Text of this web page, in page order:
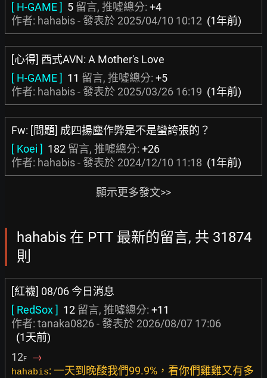
[ H-GAME ] 5 留言, 推噓總分: +4
作者: hahabis - 發表於 2025/04/10 10:12 (1年前)
[心得] 西式AVN: A Mother's Love
[ H-GAME ] 11 留言, 推噓總分: +5
作者: hahabis - 發表於 2025/03/26 16:19 (1年前)
Fw: [問題] 成四揚塵作弊是不是蠻誇張的？
[ Koei ] 182 留言, 推噓總分: +26
作者: hahabis - 發表於 2024/12/10 11:18 (1年前)
顯示更多發文>>
hahabis 在 PTT 最新的留言, 共 31874
則
[紅襪] 08/06 今日消息
[ RedSox ] 12 留言, 推噓總分: +11
作者: tanaka0826- 發表於 2026/08/07 17:06
(1天前)
12F →
hahabis: 一天到晚酸我們99.9%，看你們雞雞又有多